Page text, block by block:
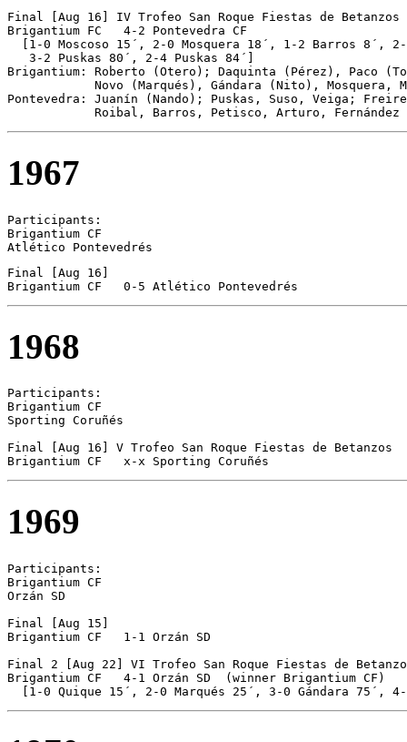
Final [Aug 16] IV Trofeo San Roque Fiestas de Betanzos
Brigantium FC	4-2 Pontevedra CF
[1-0 Moscoso 15´, 2-0 Mosquera 18´, 1-2 Barros 8´,
   3-2 Puskas 80´, 2-4 Puskas 84´]
Brigantium: Roberto (Otero); Daquinta (Pérez), Paco
Novo (Marqués), Gándara (Nito), Mosquera,
Pontevedra: Juanín (Nando); Puskas, Suso, Veiga;
Roibal, Barros, Petisco, Arturo, Fernández
1967
Participants:
Brigantium CF
Atlético Pontevedrés
Final [Aug 16]
Brigantium CF	0-5 Atlético Pontevedrés
1968
Participants:
Brigantium CF
Sporting Coruñés
Final [Aug 16] V Trofeo San Roque Fiestas de Betanzos
Brigantium CF	x-x Sporting Coruñés
1969
Participants:
Brigantium CF
Orzán SD
Final [Aug 15]
Brigantium CF	1-1 Orzán SD
Final 2 [Aug 22] VI Trofeo San Roque Fiestas de
Brigantium CF	4-1 Orzán SD  (winner Brigantium CF)
[1-0 Quique 15´, 2-0 Marqués 25´, 3-0 Gándara 75´,